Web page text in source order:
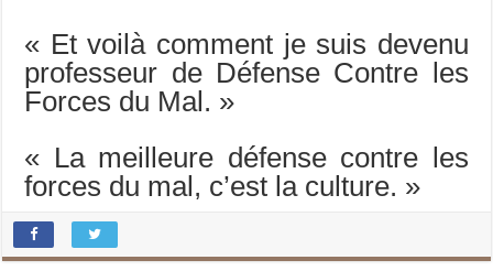
« Et voilà comment je suis devenu
professeur de Défense Contre les
Forces du Mal. »
« La meilleure défense contre les
forces du mal, c’est la culture. »